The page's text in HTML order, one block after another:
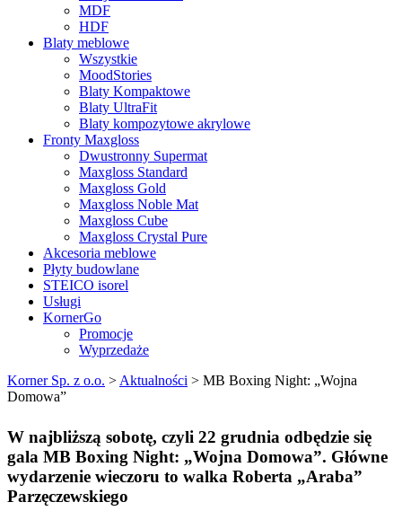
MDF
HDF
Blaty meblowe
Wszystkie
MoodStories
Blaty Kompaktowe
Blaty UltraFit
Blaty kompozytowe akrylowe
Fronty Maxgloss
Dwustronny Supermat
Maxgloss Standard
Maxgloss Gold
Maxgloss Noble Mat
Maxgloss Cube
Maxgloss Crystal Pure
Akcesoria meblowe
Płyty budowlane
STEICO isorel
Usługi
KornerGo
Promocje
Wyprzedaże
Korner Sp. z o.o. > Aktualności > MB Boxing Night: „Wojna
Domowa”
W najbliższą sobotę, czyli 22 grudnia odbędzie się
gala MB Boxing Night: „Wojna Domowa”. Główne
wydarzenie wieczoru to walka Roberta „Araba”
Parzęczewskiego